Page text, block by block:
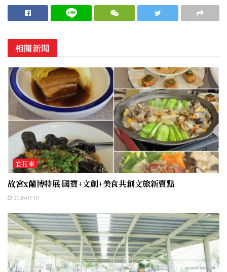
相關新聞
宜花東
故宮x蘭博特展 國寶+文創+美食共創文旅新賣點
2026-03-15